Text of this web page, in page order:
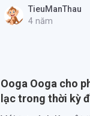
xây dựng môi
TieuManThau
4 năm
Ooga Ooga cho
lạc trong thời kỳ